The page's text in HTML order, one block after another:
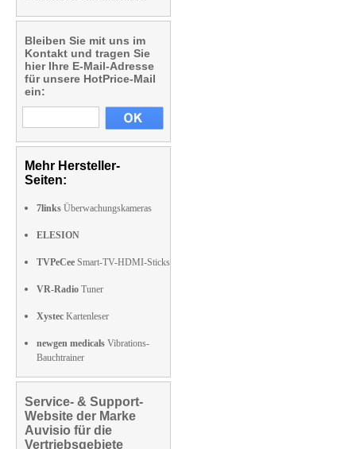
Bleiben Sie mit uns im
Kontakt und tragen Sie
hier Ihre E-Mail-Adresse
für unsere HotPrice-Mail
ein:
Mehr Hersteller-
Seiten:
7links Überwachungskameras
ELESION
TVPeCee Smart-TV-HDMI-Sticks
VR-Radio Tuner
Xystec Kartenleser
newgen medicals Vibrations-
Bauchtrainer
Service- & Support-
Website der Marke
Auvisio für die
Vertriebsgebiete